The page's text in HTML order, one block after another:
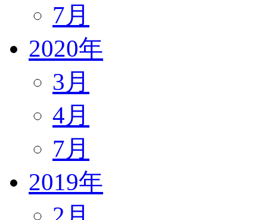
7月
2020年
3月
4月
7月
2019年